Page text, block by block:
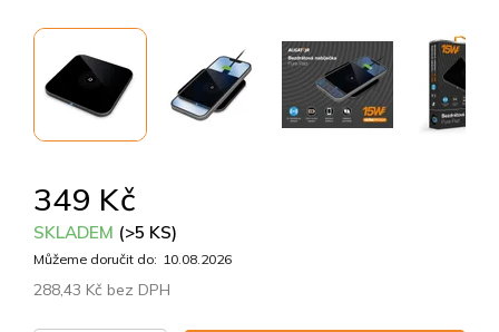
349 Kč
SKLADEM (>5 KS)
Můžeme doručit do: 10.08.2026
288,43 Kč bez DPH